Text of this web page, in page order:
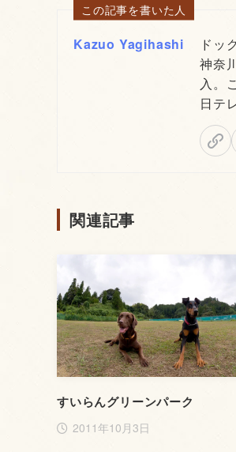
この記事を書いた人
Kazuo Yagihashi
ドッ
神奈
入。
日テ
関連記事
すいらんグリーンパーク
2011年10月3日